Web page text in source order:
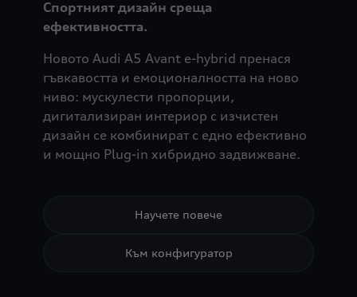
Спортният дизайн среща
ефективността.
Новото Audi A5 Avant e-hybrid пренася
гъвкавостта и емоционалността на ново
ниво: мускулести пропорции,
дигитализиран интериор с изчистен
дизайн се комбинират с едно ефективно
и мощно Plug-in хибридно задвижване.
Научете повече
Към конфигуратор